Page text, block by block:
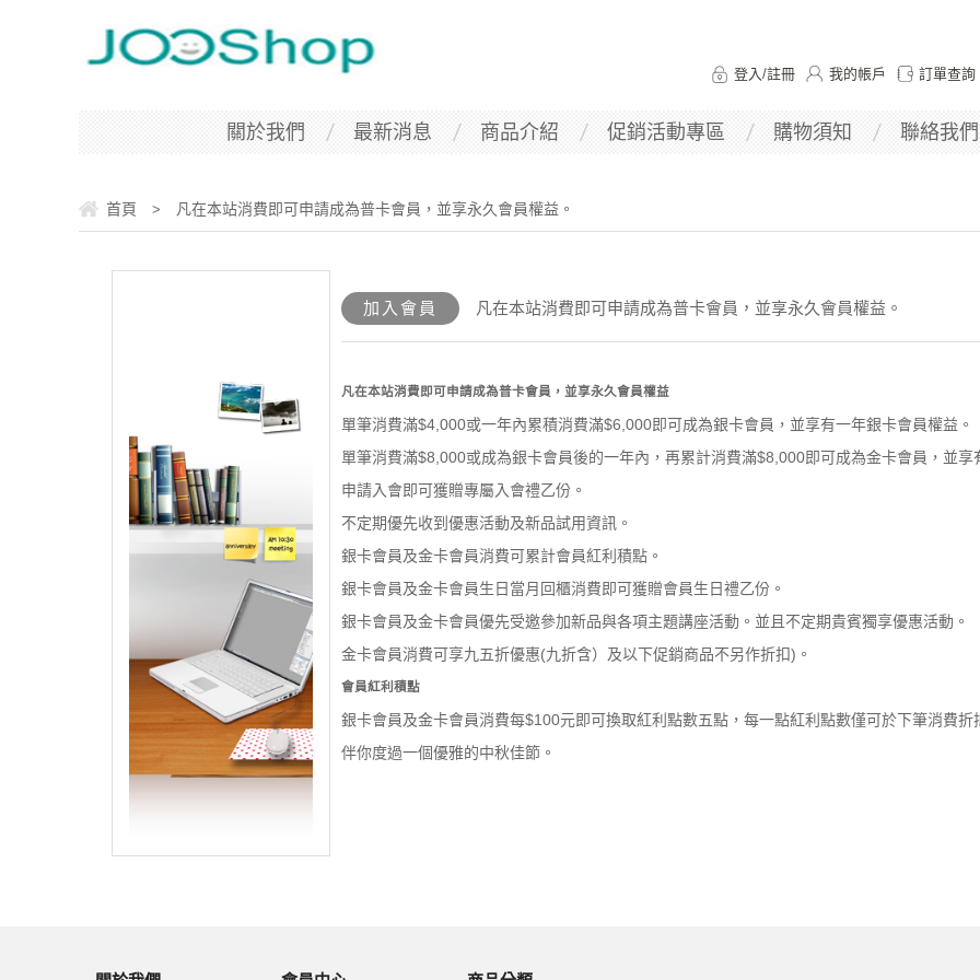
登入/註冊 我的帳戶 訂單查詢
關於我們 最新消息 商品介紹 促銷活動專區 購物須知 聯絡我們
首頁 > 凡在本站消費即可申請成為普卡會員，並享永久會員權益。
加入會員 凡在本站消費即可申請成為普卡會員，並享永久會員權益。
凡在本站消費即可申請成為普卡會員，並享永久會員權益
單筆消費滿$4,000或一年內累積消費滿$6,000即可成為銀卡會員 ，並享有一年銀卡會員權益。
單筆消費滿$8,000或成為銀卡會員後的一年內，再累計消費滿$8,000即可成為金卡會員 ，並
申請入會即可獲贈專屬入會禮乙份。
不定期優先收到優惠活動及新品試用資訊。
銀卡會員及金卡會員消費可累計會員紅利積點。
銀卡會員及金卡會員生日當月回櫃消費即可獲贈會員生日禮乙份。
銀卡會員及金卡會員優先受邀參加新品與各項主題講座活動。並且不定期貴賓獨享優惠活動。
金卡會員消費可享九五折優惠(九折含）及以下促銷商品不另作折扣)。
會員紅利積點
銀卡會員及金卡會員消費每$100元即可換取紅利點數五點，每一點紅利點數僅可於下筆消費折
伴你度過一個優雅的中秋佳節。